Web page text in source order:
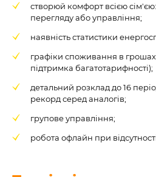
створюй комфорт всією
перегляду або управління;
наявність статистики
графіки споживання в грошах
підтримка багатотарифності);
детальний розклад до 16
рекорд серед аналогів;
групове управління;
робота офлайн при